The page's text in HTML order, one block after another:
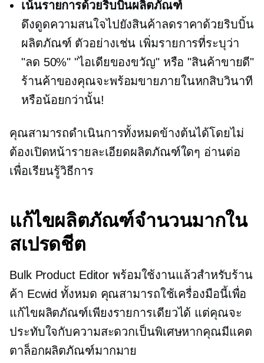
เน้นรายการด้วยริบบิ้นผลิตภัณฑ์
ดึงดูดความสนใจไปยังสินค้าลดราคาด้วยริบบิ้น
ผลิตภัณฑ์ ตัวอย่างเช่น เพิ่มรายการที่ระบุว่า
"ลด 50%" "ไอเดียของขวัญ" หรือ "สินค้าขายดี"
ร้านค้าของคุณจะพร้อมขายภายในหกสิบวินาที
หรือน้อยกว่านั้น!
คุณสามารถดำเนินการทั้งหมดข้างต้นได้โดยไม่
ต้องเปิดหน้ารายละเอียดผลิตภัณฑ์ใดๆ อ่านต่อ
เพื่อเรียนรู้วิธีการ
แก้ไขผลิตภัณฑ์จำนวนมากใน
สเปรดชีต
Bulk Product Editor พร้อมใช้งานแล้วสำหรับร้าน
ค้า Ecwid ทั้งหมด คุณสามารถใช้เครื่องมือนี้เพื่อ
แก้ไขผลิตภัณฑ์เพียงรายการเดียวได้ แต่คุณจะ
ประทับใจกับความสะดวกเป็นพิเศษหากคุณมีแคต
ตาล็อกผลิตภัณฑ์มากมาย